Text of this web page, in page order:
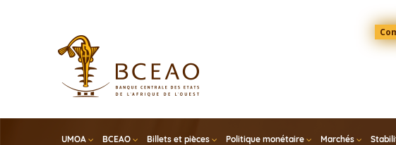
Menu
Top
UMOA BCEAO Billets et pièces Politique monétaire Marchés